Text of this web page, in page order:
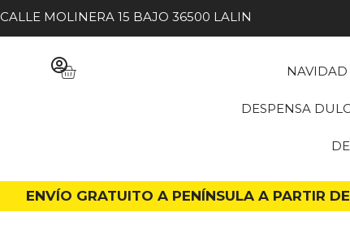
CALLE MOLINERA 15 BAJO 36500 LALIN
NAVIDAD
DESPENSA
ENVÍO GRATUITO A PENÍNSULA A PARTIR